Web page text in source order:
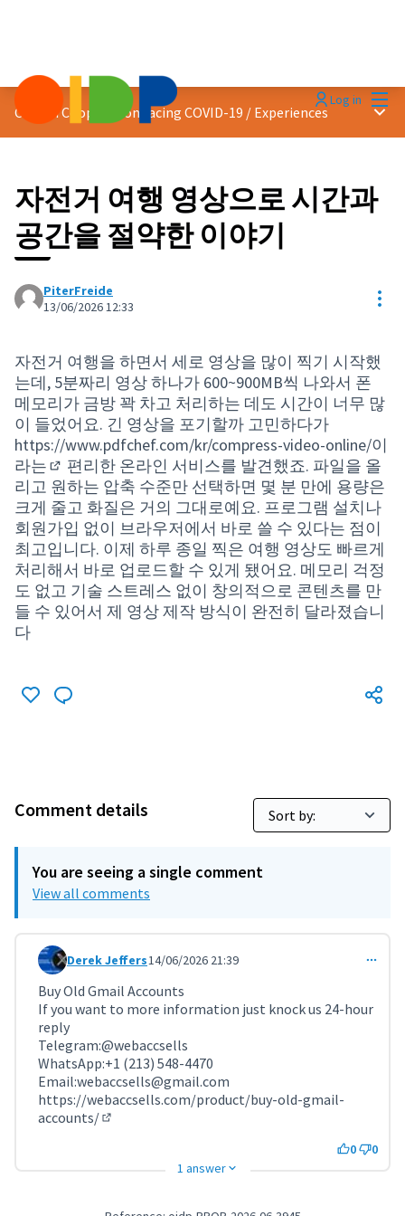
Log in
Citizen Cooperation facing COVID-19 / Experiences Main
자전거 여행 영상으로 시간과
공간을 절약한 이야기
PiterFreide
13/06/2026 12:33
자전거 여행을 하면서 세로 영상을 많이 찍기 시작했
는데, 5분짜리 영상 하나가 600~900MB씩 나와서 폰
메모리가 금방 꽉 차고 처리하는 데도 시간이 너무 많
이 들었어요. 긴 영상을 포기할까 고민하다가
https://www.pdfchef.com/kr/compress-video-online/이
라는
(External link)
편리한 온라인 서비스를 발견했죠. 파일을 올
리고 원하는 압축 수준만 선택하면 몇 분 만에 용량은
크게 줄고 화질은 거의 그대로예요. 프로그램 설치나
회원가입 없이 브라우저에서 바로 쓸 수 있다는 점이
최고입니다. 이제 하루 종일 찍은 여행 영상도 빠르게
처리해서 바로 업로드할 수 있게 됐어요. 메모리 걱정
도 없고 기술 스트레스 없이 창의적으로 콘텐츠를 만
들 수 있어서 제 영상 제작 방식이 완전히 달라졌습니
다
Comment details
You are seeing a single comment
View all comments
Comment 12052
Derek Jeffers14/06/2026 21:39
Buy Old Gmail Accounts
If you want to more information just knock us 24-hour
reply
Telegram:@webaccsells
WhatsApp:+1 (213) 548-4470
Email:webaccsells@gmail.com
https://webaccsells.com/product/buy-old-gmail-
accounts/
0
0
1 answer